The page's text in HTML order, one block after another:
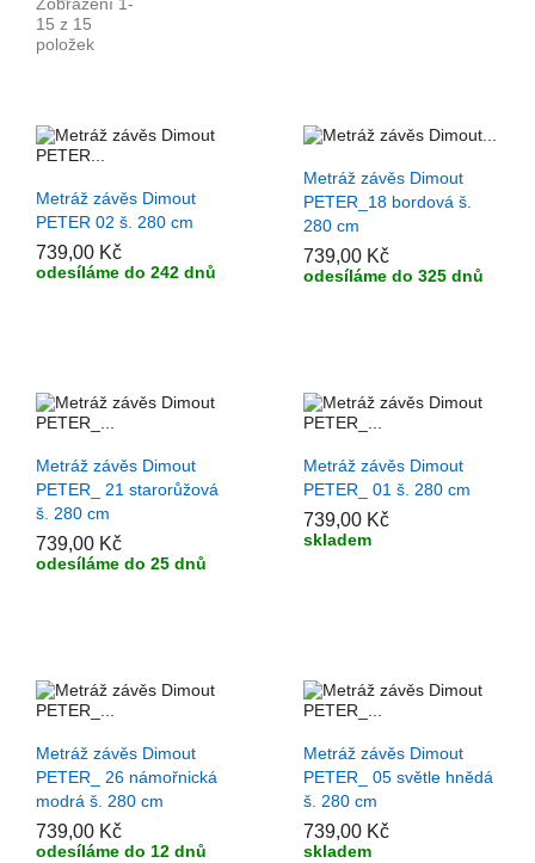
15 z 15
položek
+ PŘIDAT DO KOŠÍKU
Metráž závěs Dimout
PETER 02 š. 280 cm
739,00 Kč
odesíláme do 242 dnů
+ PŘIDAT DO KOŠÍKU
Metráž závěs Dimout
PETER_18 bordová š.
280 cm
739,00 Kč
odesíláme do 325 dnů
+ PŘIDAT DO KOŠÍKU
Metráž závěs Dimout
PETER_ 21 starorůžová
š. 280 cm
739,00 Kč
odesíláme do 25 dnů
+ PŘIDAT DO KOŠÍKU
Metráž závěs Dimout
PETER_ 01 š. 280 cm
739,00 Kč
skladem
+ PŘIDAT DO KOŠÍKU
Metráž závěs Dimout
PETER_ 26 námořnická
modrá š. 280 cm
739,00 Kč
odesíláme do 12 dnů
+ PŘIDAT DO KOŠÍKU
Metráž závěs Dimout
PETER_ 05 světle hnědá
š. 280 cm
739,00 Kč
skladem